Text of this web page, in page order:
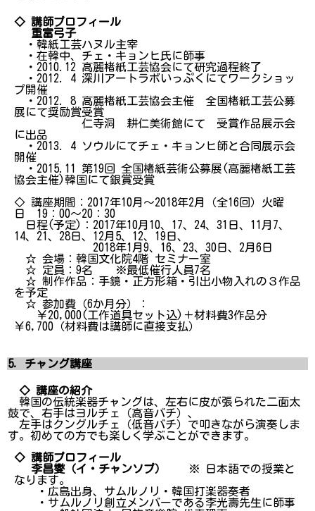
◇ 講師プロフィール
重富弓子
・韓紙工芸ハヌル主宰
・在韓中、チェ・キョンヒ氏に師事
・2010.12 高麗楮紙工芸協会にて研究過程終了
・2012. 4 深川アートラボいっぷくにてワークショッ
プ開催
・2012. 8 高麗楮紙工芸協会主催 全国楮紙工芸公募
展にて奨励賞受賞
仁寺洞 耕仁美術館にて 受賞作品展示会
に出品
・2013. 4 ソウルにてチェ・キョンヒ師と合同展示会
開催
・2015.11 第19回 全国楮紙芸術公募展(高麗楮紙工芸
協会主催)韓国にて銀賞受賞
◇ 講座期間：2017年10月～2018年2月（全16回）火曜
日 19：00～20：30
日程(予定)：2017年10月10、17、24、31日、11月7、
14、21、28日、12月5、12、19日、
2018年1月9、16、23、30日、2月6日
☆ 会場：韓国文化院4階 セミナー室
☆ 定員：9名 ※最低催行人員7名
☆ 制作作品：手鏡・正方形箱・引出小物入れの３作品
を予定
☆ 参加費（6か月分）：
￥20,000(工作道具セット込)＋材料費3作品分
￥6,700（材料費は講師に直接支払）
5．チャング講座
◇ 講座の紹介
韓国の伝統楽器チャングは、左右に皮が張られた二面太
鼓で、右手はヨルチェ（高音バチ）、
左手はクングルチェ（低音バチ）で叩きながら演奏しま
す。初めての方でも楽しく学ぶことができます。
◇ 講師プロフィール
李昌燮（イ・チャンソプ）
※ 日本語での授業と
なります。
・広島出身、サムルノリ・韓国打楽器奏者
・サムルノリ創立メンバーである李光壽先生に師事